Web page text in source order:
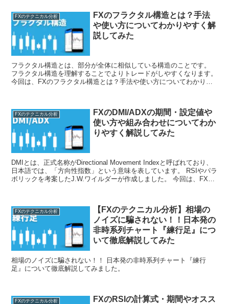
計算式や使い方や組み合わせについて徹底解説してみました。
FXのテクニカル分析
FXのフラクタル構造とは？手法
や使い方についてわかりやすく解
説してみた
フラクタル構造とは、部分が全体に相似している構造のことです。
フラクタル構造を理解することでよりトレードがしやすくなります。
今回は、FXのフラクタル構造とは？手法や使い方についてわかりや
FXのテクニカル分析
FXのDMI/ADXの期間・設定値や
使い方や組み合わせについてわか
りやすく解説してみた
DMIとは、正式名称がDirectional Movement Indexと呼ばれており、
日本語では、「方向性指数」という意味を表しています。 RSIやパラ
ボリックを考案したJ.W.ワイルダーが作成しました。 今回は、FXの
FXのテクニカル分析
【FXのテクニカル分析】相場の
ノイズに騙されない！！日本発の
非時系列チャート『練行足』につ
いて徹底解説してみた
相場のノイズに騙されない！！ 日本発の非時系列チャート『練行
足』について徹底解説してみました。
FXのテクニカル分析
FXのRSIの計算式・期間やオスス